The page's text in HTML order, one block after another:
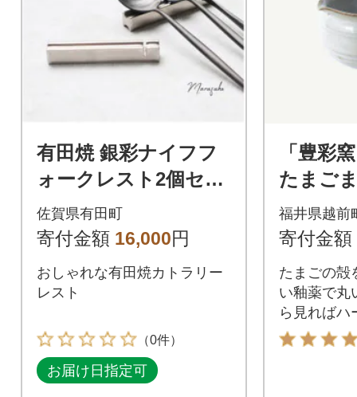
有田焼 銀彩ナイフフ
ォークレスト2個セッ
ト A16-18
佐賀県有田町
寄付金額 16,000円
おしゃれな有田焼カトラリー
レスト
（0件）
お届け日指定可
「豊彩
たまご
福井県越前
寄付金額
たまごの殻
い釉薬で丸
ら見ればハ
い器です。